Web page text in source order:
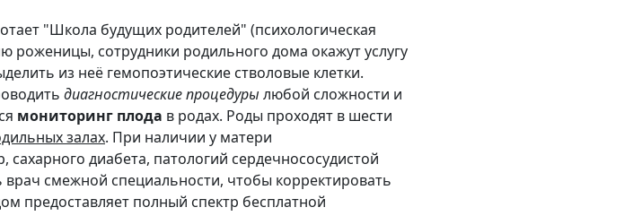
"Школа будущих родителей" (психологическая
роженицы, сотрудники родильного дома окажут услугу
из неё гемопоэтические стволовые клетки.
диагностические процедуры любой сложности и
мониторинг плода в родах. Роды проходят в шести
залах. При наличии у матери
сахарного диабета, патологий сердечнососудистой
врач смежной специальности, чтобы корректировать
предоставляет полный спектр бесплатной